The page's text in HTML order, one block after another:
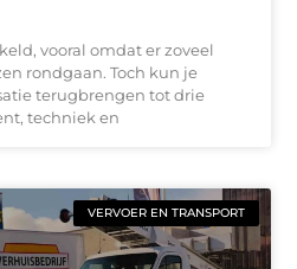
vooral omdat er zoveel
rondgaan. Toch kun je
terugbrengen tot drie
techniek en
VERVOER EN TRANSPORT